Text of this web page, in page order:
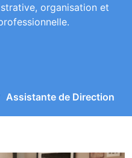
organisation et
Assistante de Direction